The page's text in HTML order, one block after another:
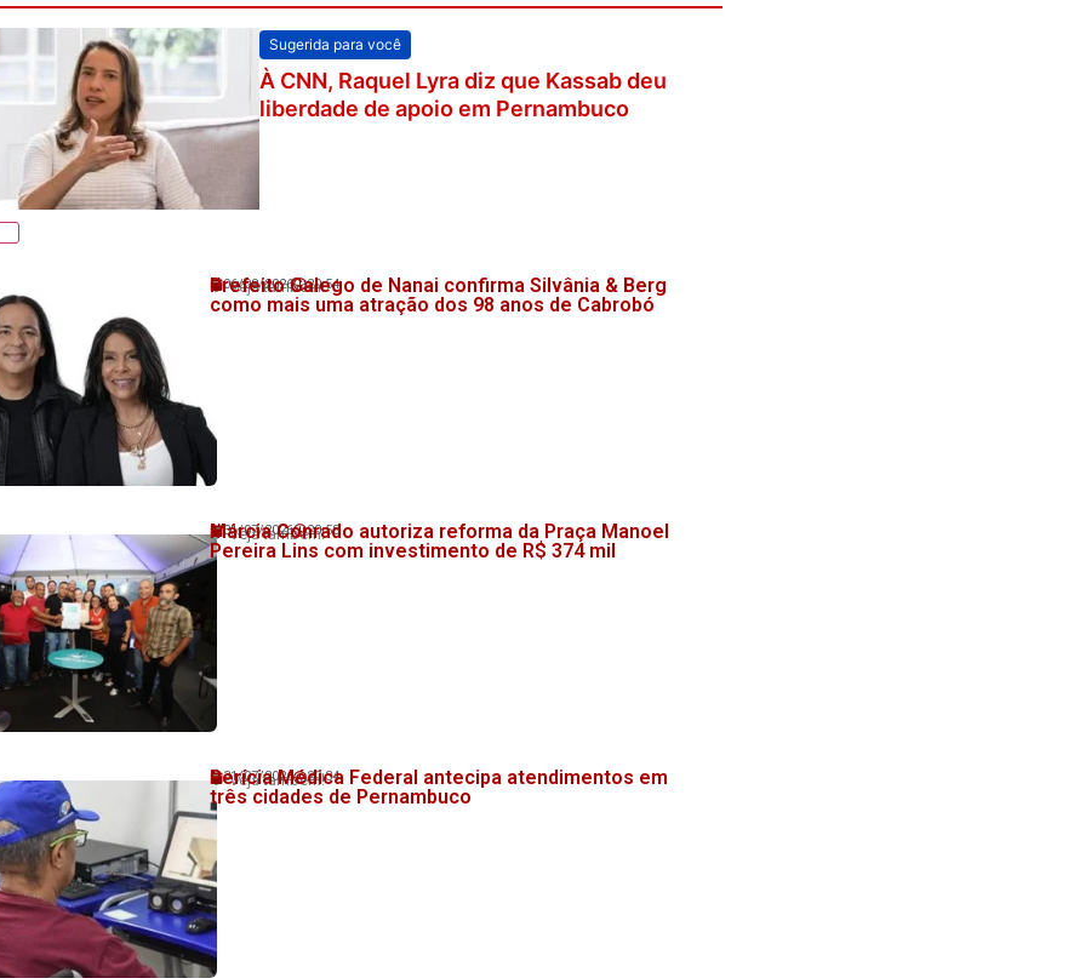
Sugerida para você
À CNN, Raquel Lyra diz que Kassab deu
liberdade de apoio em Pernambuco
💬 Veja também!
06/08/2026 20:54
Prefeito Galego de Nanai confirma Silvânia & Berg
como mais uma atração dos 98 anos de Cabrobó
💬 Veja também!
31/07/2026 20:58
Márcia Conrado autoriza reforma da Praça Manoel
Pereira Lins com investimento de R$ 374 mil
💬 Veja também!
31/07/2026 20:34
Perícia Médica Federal antecipa atendimentos em
três cidades de Pernambuco